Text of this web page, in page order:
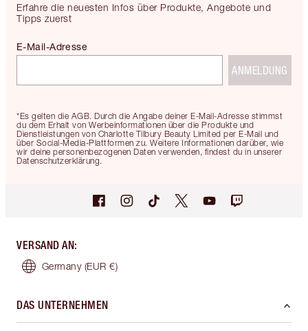
Erfahre die neuesten Infos über Produkte, Angebote und
Tipps zuerst
*Es gelten die AGB. Durch die Angabe deiner E-Mail-Adresse stimmst
du dem Erhalt von Werbeinformationen über die Produkte und
Dienstleistungen von Charlotte Tilbury Beauty Limited per E-Mail und
über Social-Media-Plattformen zu. Weitere Informationen darüber, wie
wir deine personenbezogenen Daten verwenden, findest du in unserer
Datenschutzerklärung.
E-Mail-Adresse
ANMELDUNG
VERSAND AN:
Germany (EUR €)
DAS UNTERNEHMEN